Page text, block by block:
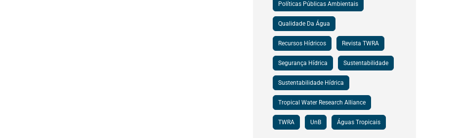
Políticas Públicas Ambientais
Qualidade Da Água
Recursos Hídricos Revista TWRA
Segurança Hídrica Sustentabilidade
Sustentabilidade Hídrica
Tropical Water Research Alliance
TWRA UnB Águas Tropicais